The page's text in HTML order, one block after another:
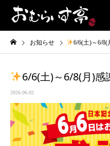
お知らせ 6/6(土)～6/
6/6(土)～6/8(月)感
2026.06.02